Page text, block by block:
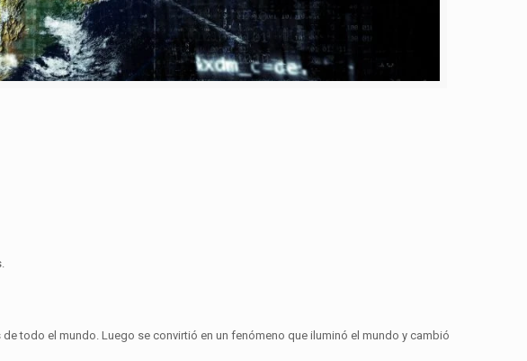
de todo el mundo.Luego se convirtió en un fenómeno que iluminó el mundo y cambió